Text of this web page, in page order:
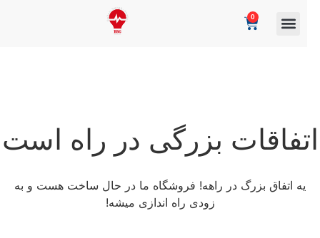
بزرگی در راه است
یه اتفاق بزرگ در راهه! فروشگاه ما در حال ساخت هست و به
زودی راه اندازی میشه!